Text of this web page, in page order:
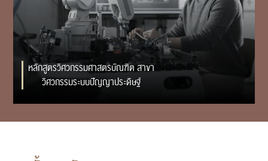
หลักสูตรวิศวกรรมศาสตรบัณฑิต สาขา
วิศวกรรมระบบปัญญาประดิษฐ์